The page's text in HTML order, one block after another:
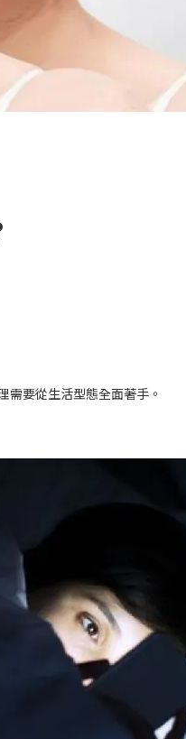
需要從生活型態全面著手。